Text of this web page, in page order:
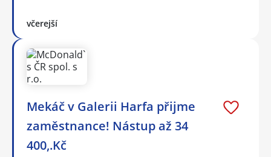
včerejší
Mekáč v Galerii Harfa přijme
zaměstnance! Nástup až 34
400,.Kč